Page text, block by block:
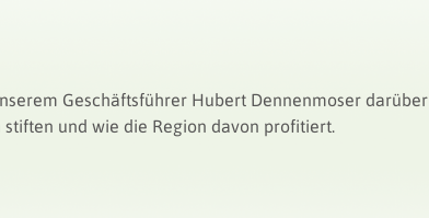
Geschäftsführer Hubert Dennenmoser darüber
und wie die Region davon profitiert.